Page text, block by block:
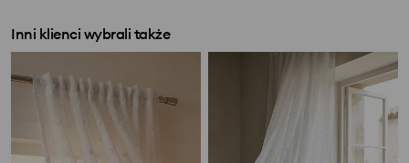
Inni klienci wybrali także